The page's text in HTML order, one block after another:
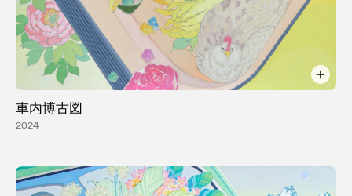
2024
車内博古図